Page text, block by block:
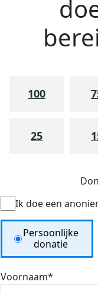
100
25
Ik doe een
Donation Type
Persoonlijke
donatie
Voornaam*